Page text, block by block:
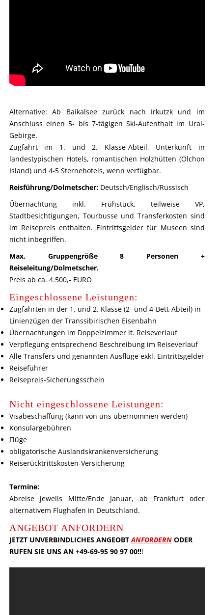
Alternative: Ab Baikalsee zurück nach Irkutzk und im
Anschluss einen 5- bis 7-tägigen Ski-Aufenthalt im Ural-
Gebirge.
Zugfahrt im 1. und 2. Klasse-Abteil, Unterkunft in
landestypischen Hotels, romantischen Holzhütten (Olchon
Island) und 4-5 Sternehotels, wenn verfügbar.
Reisführung/Dolmetscher:Deutsch/Englisch/Russisch
Übernachtung inkl. Frühstück, teilweise VP,
Stadtbesichtigungen, Tourbusse und Transferkosten sind
im Reisepreis enthalten. Eintrittsgelder für Museen sind
nicht inbegriffen.
Max. Gruppengröße 8 Personen +
Reiseleitung/Dolmetscher.
Preis ab ca. 4.500,- EURO
Eingeschlossene Leistungen:
Zugfahrten in der 1. und 2. Klasse (2- und 4-Bett-Abteil) in
Linienzügen der Transsibirischen Eisenbahn
Übernachtungen im Doppelzimmer lt. Reiseverlauf
Verpflegung entsprechend Beschreibung im Reiseverlauf
Alle Transfers und genannten Ausflüge exkl. Eintrittsgelder
Reiseführer
Reisepreis-Sicherungsschein
Nicht eingeschlossene Leistungen:
Visabeschaffung (kann von uns übernommen werden)
Konsulargebühren
Flüge
obligatorische Auslandskrankenversicherung
Reiserücktrittskosten-Versicherung
Termine:
Abreise jeweils Mitte/Ende Januar, ab Frankfurt oder
alternativem Flughafen in Deutschland.
ANGEBOT ANFORDERN
JETZT UNVERBINDLICHES ANGEOBTANFORDERN ODER
RUFEN SIE UNS AN +49-69-95 90 97 00!!!